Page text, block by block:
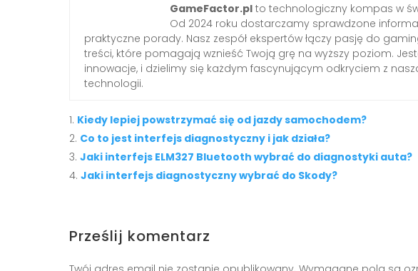
GameFactor.pl to technologiczny kompas w
Od 2024 roku dostarczamy sprawdzone
praktyczne porady. Nasz zespół ekspertów łączy pasję do
treści, które pomagają wznieść Twoją grę na wyższy poziom.
innowacje, i dzielimy się każdym fascynującym odkryciem z
technologii.
Kiedy lepiej powstrzymać się od jazdy samochodem?
Co to jest interfejs diagnostyczny i jak działa?
Jaki interfejs ELM327 Bluetooth wybrać do diagnostyki auta?
Jaki interfejs diagnostyczny wybrać do Skody?
Prześlij komentarz